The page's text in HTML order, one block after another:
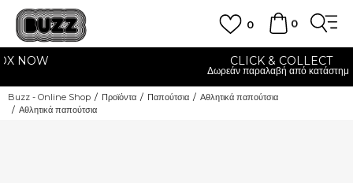
0
0
Δωρεάν παραλαβή από κατάστημα
Buzz - Online Shop Προϊόντα Παπούτσια
Αθλητικά παπούτσια
Αθλητικά παπούτσια